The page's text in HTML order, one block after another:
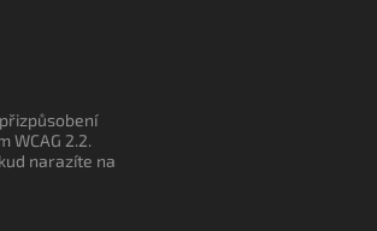
WCAG 2.2.
narazíte na